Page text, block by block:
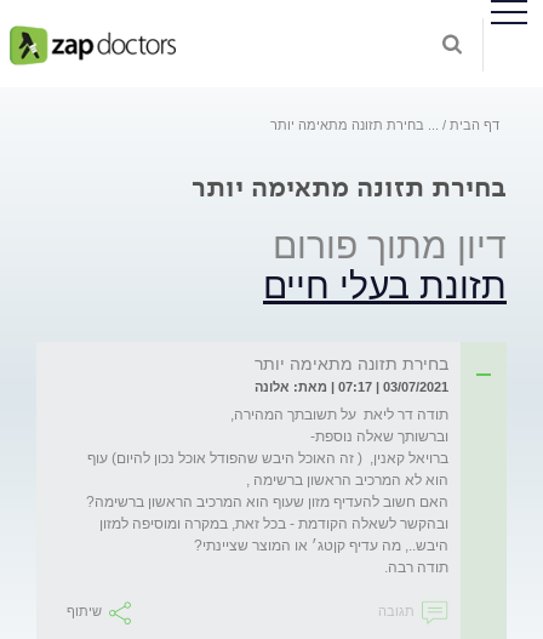
דף הבית בחירת תזונה מתאימה יותר
בחירת תזונה מתאימה יותר
דיון מתוך פורום
תזונת בעלי חיים
בחירת תזונה מתאימה יותר
03/07/2021 | 07:17 | מאת: אלונה
ברויאל קאנין,  ( זה האוכל היבש שהפודל אוכל נכון להיום) עוף
ובהקשר לשאלה הקודמת - בכל זאת, במקרה ומוסיפה למזון
תודה רבה.
תגובה שיתוף